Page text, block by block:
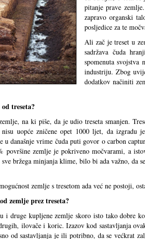
pitanje prave
zapravo organski
posljedice za te
Ali zač je treset u
sadržava čuda
spomenuta
industriju. Zbog
dodatkov načiniti
treseta?
na ki piše, da je udio treseta smanjen.
uopće zničene opet 1000 ljet, da izgradu
u današnje vrime čuda puti govor o carbon
površine zemlje je pokriveno močvarami, a
bržega minjanja klime, bilo bi ada važno, da
zemlje s tresetom ada već ne postoji,
zemlje prez treseta?
i druge kupljene zemlje skoro isto tako dobre
ilovače i koric. Izazov kod sastavljanja
od sastavljanja je ili potribno, da se većkrat